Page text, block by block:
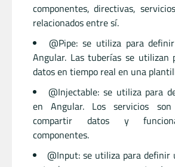
componentes, directivas,
relacionados entre sí.
@Pipe: se utiliza para
Angular. Las tuberías se utilizan
datos en tiempo real en una
@Injectable: se utiliza para
en Angular. Los servicios
compartir datos y
componentes.
@Input: se utiliza para definir